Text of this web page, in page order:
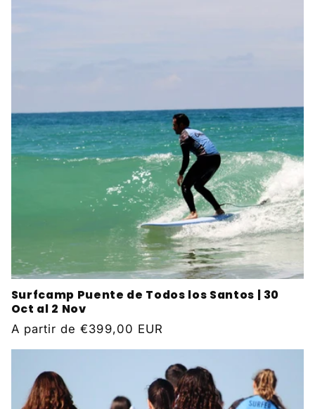
Surfcamp Puente de Todos los Santos | 30
Oct al 2 Nov
Precio
A partir de€399,00 EUR